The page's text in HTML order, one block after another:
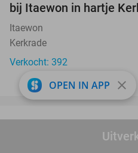
bij Itaewon in hartje
Itaewon
Kerkrade
Verkocht: 392
Entree Speelpark Klein
OPEN IN APP close